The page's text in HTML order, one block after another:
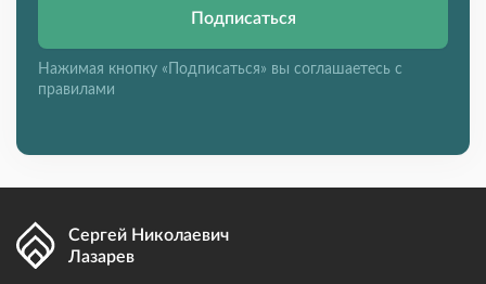
Подписаться
Нажимая кнопку «Подписаться» вы соглашаетесь с
правилами
Сергей Николаевич
Лазарев